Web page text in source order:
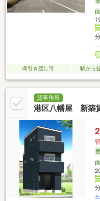
分
即引き渡し可 駅から
貸事務所
港区八幡屋 新築
分